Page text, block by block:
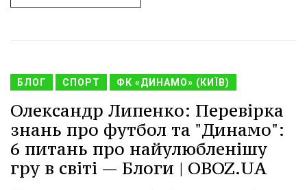
БЛОГ СПОРТ ФК «ДИНАМО» (КИЇВ)
Олександр Липенко: Перевірка
знань про футбол та "Динамо":
6 питань про найулюбленішу
гру в світі — Блоги | OBOZ.UA